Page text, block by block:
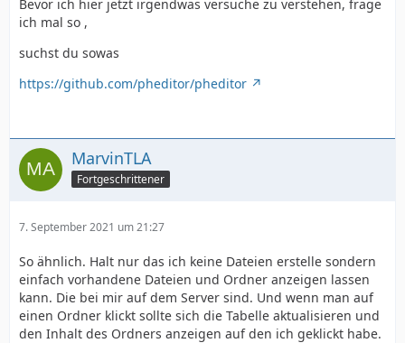
Bevor ich hier jetzt irgendwas versuche zu verstehen, frage
ich mal so ,
suchst du sowas
https://github.com/pheditor/pheditor
MarvinTLA
Fortgeschrittener
7. September 2021 um 21:27
So ähnlich. Halt nur das ich keine Dateien erstelle sondern
einfach vorhandene Dateien und Ordner anzeigen lassen
kann. Die bei mir auf dem Server sind. Und wenn man auf
einen Ordner klickt sollte sich die Tabelle aktualisieren und
den Inhalt des Ordners anzeigen auf den ich geklickt habe.